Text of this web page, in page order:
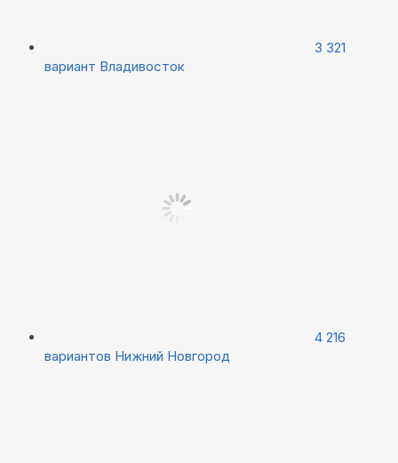
3 321
вариант Владивосток
4 216
вариантов Нижний Новгород